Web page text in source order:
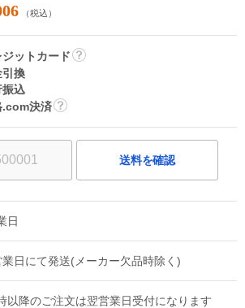
（税込）
ジットカード
引換
振込
.com決済
送料を確認
日
業日にて発送(メーカー欠品時除く)
以降のご注文は翌営業日受付になります